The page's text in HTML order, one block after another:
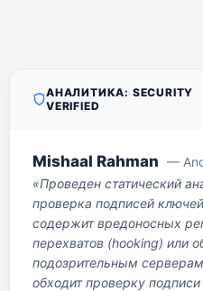
АНАЛИТИКА: SECURITY
VERIFIED
Mishaal Rahman —
«Проведен статический
проверка подписей
содержит вредоносных
перехватов (hooking) или
подозрительным
обходит проверку